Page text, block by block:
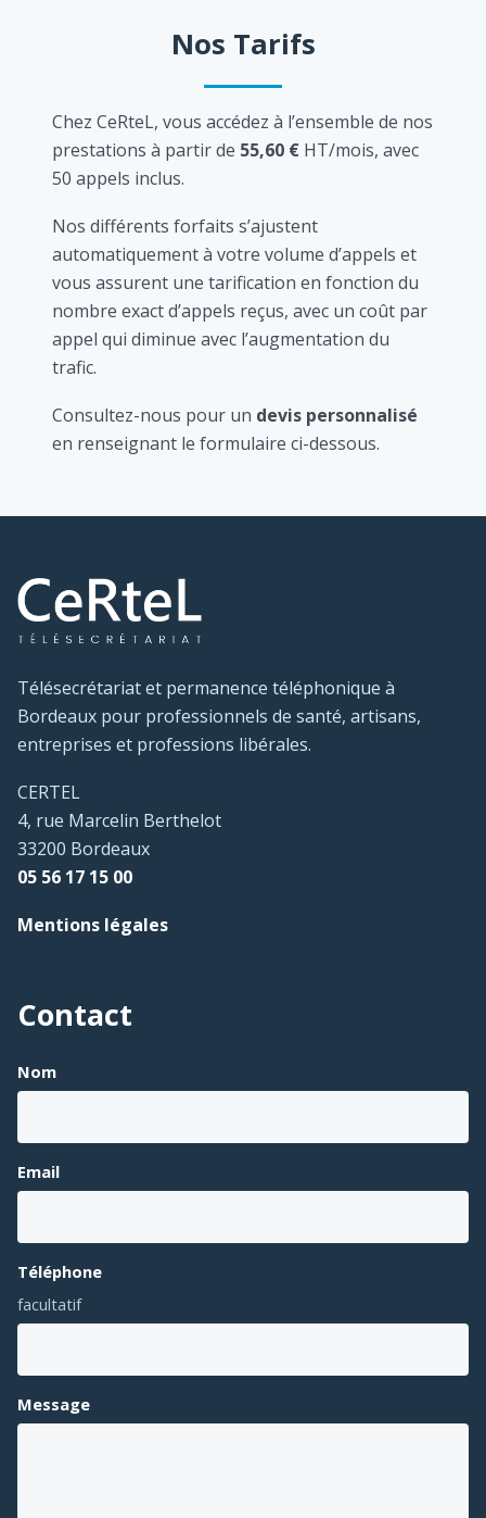
Nos Tarifs
Chez CeRteL, vous accédez à l’ensemble de nos
prestations à partir de 55,60 € HT/mois, avec
50 appels inclus.
Nos différents forfaits s’ajustent
automatiquement à votre volume d’appels et
vous assurent une tarification en fonction du
nombre exact d’appels reçus, avec un coût par
appel qui diminue avec l’augmentation du
trafic.
Consultez-nous pour un devis personnalisé
en renseignant le formulaire ci-dessous.
Télésecrétariat et permanence téléphonique à
Bordeaux pour professionnels de santé, artisans,
entreprises et professions libérales.
CERTEL
4, rue Marcelin Berthelot
33200 Bordeaux
05 56 17 15 00
Mentions légales
Contact
Nom
Email
Téléphone
facultatif
Message